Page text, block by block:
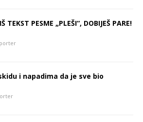
TEKST PESME „PLEŠI“, DOBIJEŠ PARE!
i napadima da je sve bio